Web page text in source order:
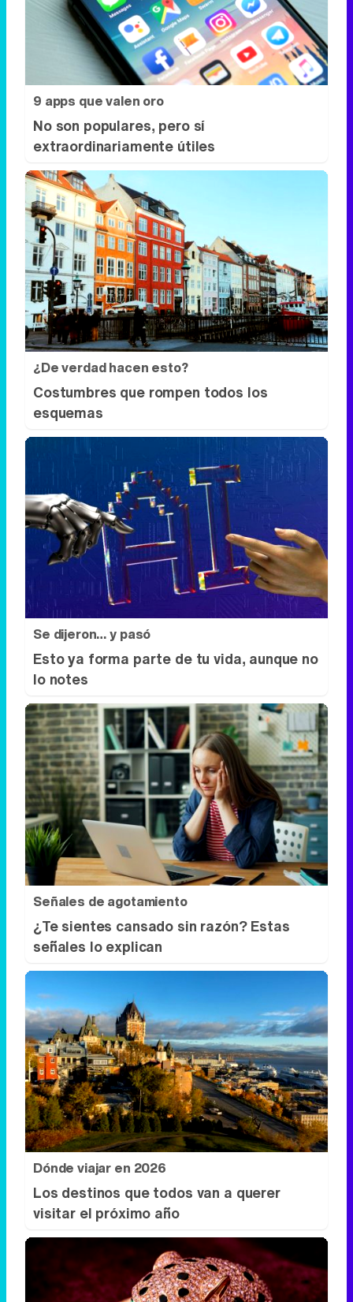
9 apps que valen oro
No son populares, pero sí
extraordinariamente útiles
¿De verdad hacen esto?
Costumbres que rompen todos los
esquemas
Se dijeron… y pasó
Esto ya forma parte de tu vida, aunque no
lo notes
Señales de agotamiento
¿Te sientes cansado sin razón? Estas
señales lo explican
Dónde viajar en 2026
Los destinos que todos van a querer
visitar el próximo año